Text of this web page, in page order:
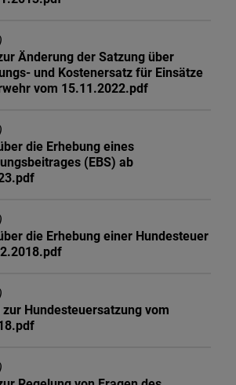
Änderung der Satzung über
und Kostenersatz für Einsätze
vom 15.11.2022.pdf
die Erhebung eines
(EBS) ab
die Erhebung einer Hundesteuer
zur Hundesteuersatzung vom